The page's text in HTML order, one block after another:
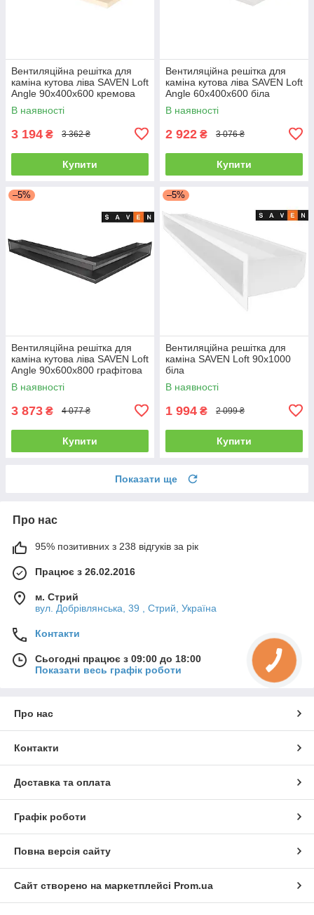
Вентиляційна решітка для
каміна кутова ліва SAVEN Loft
Angle 90х400х600 кремова
В наявності
3 194 ₴ 3 362 ₴
Купити
Вентиляційна решітка для
каміна кутова ліва SAVEN Loft
Angle 60х400х600 біла
В наявності
2 922 ₴ 3 076 ₴
Купити
–5%
Вентиляційна решітка для
каміна кутова ліва SAVEN Loft
Angle 90х600х800 графітова
В наявності
3 873 ₴ 4 077 ₴
Купити
–5%
Вентиляційна решітка для
каміна SAVEN Loft 90х1000
біла
В наявності
1 994 ₴ 2 099 ₴
Купити
Показати ще
Про нас
95% позитивних з 238 відгуків за рік
Працює з 26.02.2016
м. Стрий
вул. Добрівлянська, 39 , Стрий, Україна
Контакти
Сьогодні працює з 09:00 до 18:00
Показати весь графік роботи
Про нас
Контакти
Доставка та оплата
Графік роботи
Повна версія сайту
Сайт створено на маркетплейсі Prom.ua